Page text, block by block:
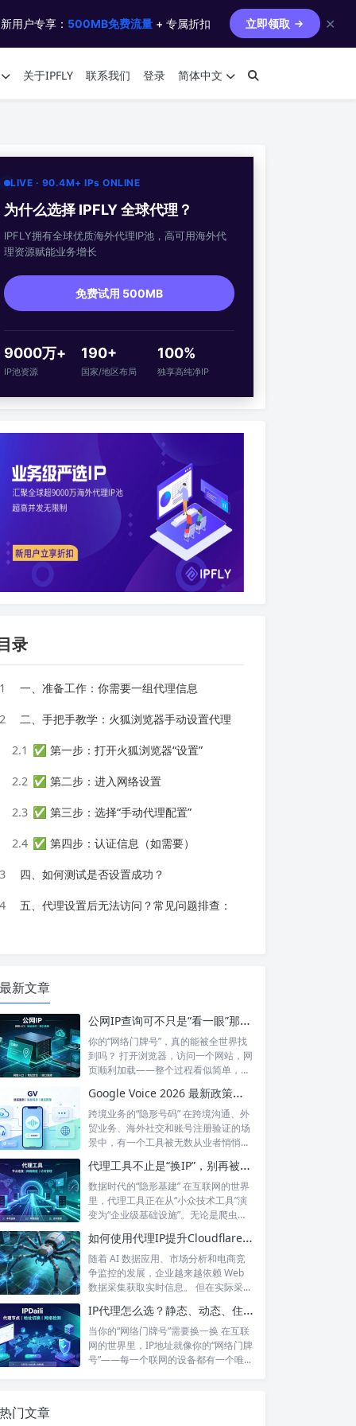
用户专享： 500MB免费流量 + 专属折扣 立即领取 ✕
关于IPFLY 联系我们 登录 简体中文
LIVE · 90.4M+ IPs ONLINE
为什么选择 IPFLY 全球代理？
IPFLY拥有全球优质海外代理IP池，高可用海外代
理资源赋能业务增长
免费试用 500MB
9000万+
IP池资源
190+
国家/地区布局
100%
独享高纯净IP
录
1 一、准备工作：你需要一组代理信息
2 二、手把手教学：火狐浏览器手动设置代理
2.1 ✅ 第一步：打开火狐浏览器“设置”
2.2 ✅ 第二步：进入网络设置
2.3 ✅ 第三步：选择“手动代理配置”
2.4 ✅ 第四步：认证信息（如需要）
3 四、如何测试是否设置成功？
4 五、代理设置后无法访问？常见问题排查：
最新文章
公网IP查询可不只是“看一眼”那么简单！如何保护你的网络身份？
你的“网络门牌号”，真的能被全世界找
到吗？ 打开浏览器，访问一个网站，网
页顺利加载——整个过程看似简单，但
Google Voice 2026 最新政策解读：付费订阅、Gemini 纪要、实名认证——GV的变与不变
跨境业务的“隐形号码” 在跨境沟通、外
贸业务、海外社交和账号注册验证的场
景中，有一个工具被无数从业者悄悄使
代理工具不止是“换IP”，别再被“免费代理”骗了
数据时代的“隐形基建” 在互联网的世界
里，代理工具正在从“小众技术工具”演
变为“企业级基础设施”。无论是爬虫
如何使用代理IP提升Cloudflare环境下的数据采集稳定性？
随着 AI 数据应用、市场分析和电商竞
争监控的发展，企业越来越依赖 Web
数据采集获取实时信息。 但在实际采...
IP代理怎么选？静态、动态、住宅、机房——别再傻傻分不清，这篇帮你彻底搞懂
当你的“网络门牌号”需要换一换 在互联
网的世界里，IP地址就像你的“网络门牌
号”——每一个联网的设备都有一个唯...
热门文章